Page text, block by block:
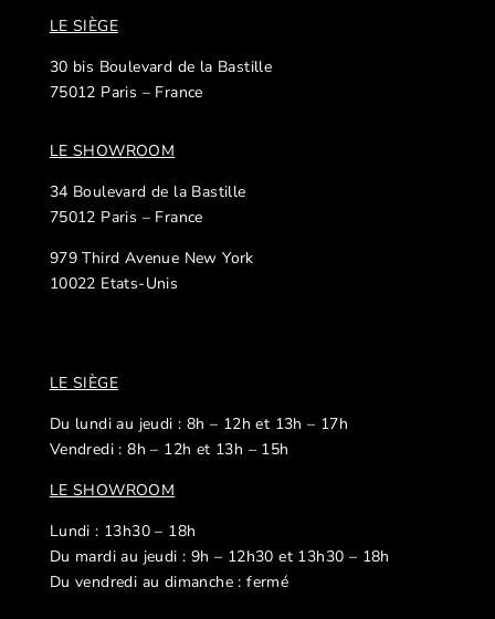
LE SIÈGE
30 bis Boulevard de la Bastille
75012 Paris – France
LE SHOWROOM
34 Boulevard de la Bastille
75012 Paris – France
979 Third Avenue New York
10022 Etats-Unis
LE SIÈGE
Du lundi au jeudi : 8h – 12h et 13h – 17h
Vendredi : 8h – 12h et 13h – 15h
LE SHOWROOM
Lundi : 13h30 – 18h
Du mardi au jeudi : 9h – 12h30 et 13h30 – 18h
Du vendredi au dimanche : fermé